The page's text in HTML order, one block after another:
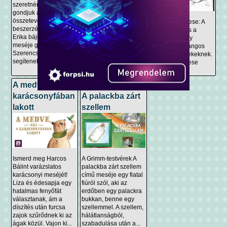
szeretnének sütni, de
gondjuk akad az
összetevők
beszerzésével - Bartos
Erika bájos hangos
meséje gyerekeknek.
Szerencsére barátaik
segítenek, így...
mese. Esti mesét
elmondja- Domján Edit
Magyar népmese: A
táltos kanca és a
libapásztorlány
Tanulságos hangos
mesék gyermekeknek.
Remek esti mese
A medve aki a
karácsonyfában
lakott
Ismerd meg Harcos
Bálint varázslatos
karácsonyi meséjét!
Liza és édesapja egy
hatalmas fenyőfát
választanak, ám a
díszítés után furcsa
zajok szűrődnek ki az
ágak közül. Vajon ki...
Grimm mesék :
A palackba zárt
szellem
A Grimm-testvérek A
palackba zárt szellem
című meséje egy fiatal
fiúról szól, aki az
erdőben egy palackra
bukkan, benne egy
szellemmel. A szellem,
hálátlanságból,
szabadulása után a...